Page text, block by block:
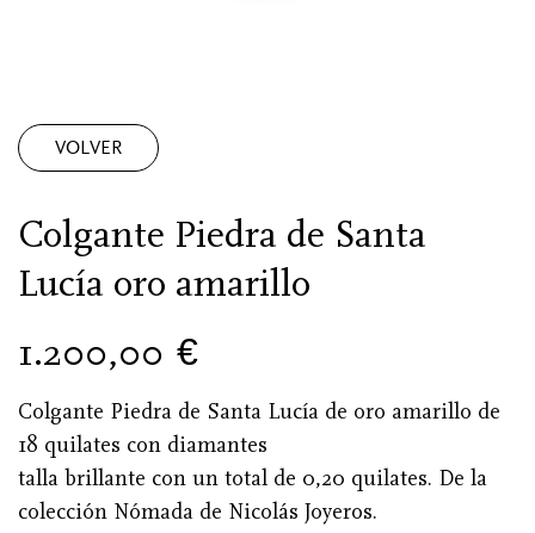
VOLVER
Colgante Piedra de Santa
Lucía oro amarillo
1.200,00 €
Colgante Piedra de Santa Lucía de oro amarillo de
18 quilates con diamantes
talla brillante con un total de 0,20 quilates. De la
colección Nómada de Nicolás Joyeros.